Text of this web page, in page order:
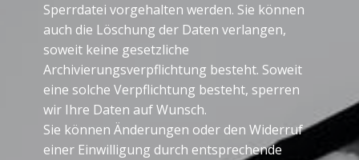
Sperrdatei vorgehalten werden. Sie können
auch die Löschung der Daten verlangen,
soweit keine gesetzliche
Archivierungsverpflichtung besteht. Soweit
eine solche Verpflichtung besteht, sperren
wir Ihre Daten auf Wunsch.
Sie können Änderungen oder den Widerruf
einer Einwilligung durch entsprechende